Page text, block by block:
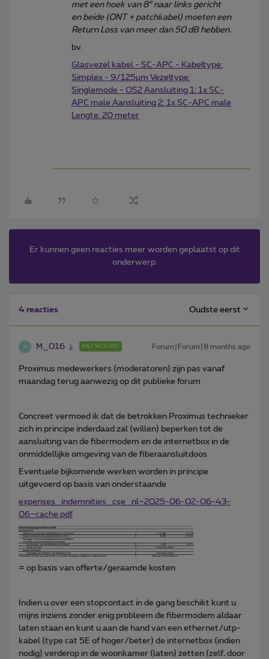
met een hoek van 8° naar links gericht
en beide (ONT + patchkabel) moeten een
Return Loss van meer dan 50 dB hebben.
bv.
Glasvezel kabel - SC-APC - Kabeltype:
Simplex - 9/125µm Vezeltype:
Singlemode - OS2 Aansluiting 1: 1x SC-
APC male Aansluiting 2: 1x SC-APC male
Lengte: 20 meter
Er kunnen geen reacties meer worden geplaatst op dit
onderwerp.
4 reacties Oudste eerst
M M_016 ANTWOORD Forum|Forum|8 months ago
Proximus medewerkers (moderatoren) zijn pas vanaf
maandag terug aanwezig op dit publieke forum
Concreet vermoed ik dat de betrokken Proximus technieker
zich in principe inderdaad zal (willen) beperken tot de
aansluiting van de fibermodem en de internetbox in de
onmiddellijke omgeving van de fiberaansluitdoos
Eventuele bijkomende werken worden in principe
uitgevoerd op basis van onderstaande
expenses_indemnities_cse_nl~2025-06-02-06-43-
06~cache.pdf
= op basis van offerte/geraamde kosten
Indien u over een stopcontact in de gang beschikt kunt u
mijns inziens zonder enig probleem de fibermodem aldaar
laten staan en kunt u aan de hand van een ethernet/utp-
kabel (type cat 5E of hoger/beter) de internetbox (indien
nodig) verderop in de woonkamer (laten) zetten (zelf, door